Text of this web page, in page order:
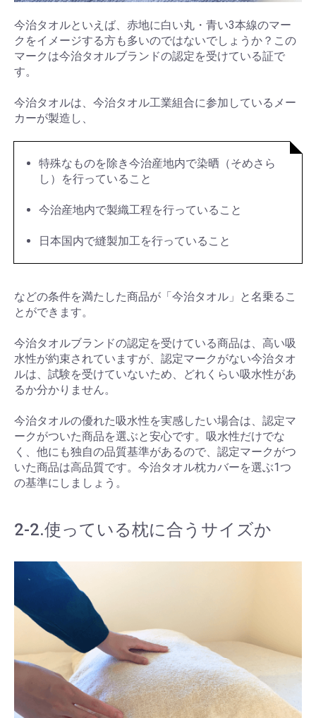
今治タオルといえば、赤地に白い丸・青い3本線のマー
クをイメージする方も多いのではないでしょうか？この
マークは今治タオルブランドの認定を受けている証で
す。
今治タオルは、今治タオル工業組合に参加しているメー
カーが製造し、
特殊なものを除き今治産地内で染晒（そめさら
し）を行っていること
今治産地内で製織工程を行っていること
日本国内で縫製加工を行っていること
などの条件を満たした商品が「今治タオル」と名乗るこ
とができます。
今治タオルブランドの認定を受けている商品は、高い吸
水性が約束されていますが、認定マークがない今治タオ
ルは、試験を受けていないため、どれくらい吸水性があ
るか分かりません。
今治タオルの優れた吸水性を実感したい場合は、認定マ
ークがついた商品を選ぶと安心です。吸水性だけでな
く、他にも独自の品質基準があるので、認定マークがつ
いた商品は高品質です。今治タオル枕カバーを選ぶ1つ
の基準にしましょう。
2-2.使っている枕に合うサイズか